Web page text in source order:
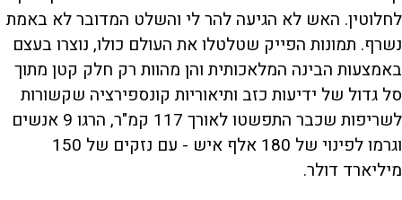
לחלוטין. האש לא הגיעה להר לי והשלט המדובר לא באמת
נשרף. תמונות הפייק שטלטלו את העולם כולו, נוצרו בעצם
באמצעות הבינה המלאכותית והן מהוות רק חלק קטן מתוך
סל גדול של ידיעות כזב ותיאוריות קונספירציה שקשורות
לשריפות שכבר התפשטו לאורך 117 קמ"ר, הרגו 9 אנשים
וגרמו לפינוי של 180 אלף איש - עם נזקים של 150
מיליארד דולר.